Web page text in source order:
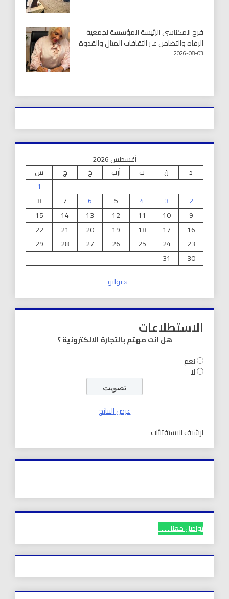
فرح المكناسي الرئيسة المؤسسة لجمعية
الرفاه والتضامن عبر الثقافات المثال والقدوة
2026-08-03
أغسطس 2026
د
ن ث أرب خ ج
س
1
2
3
4
5
6
7
8
9
10
11
12
13
14
15
16
17
18
19
20
21
22
23
24
25
26
27
28
29
30
31
« يوليو
الاستطلاعات
هل انت مهتم بالتجارة الالكترونية ؟
نعم
لا
عرض النتائج
ارشيف الاستفتائات
تواصل معنا........